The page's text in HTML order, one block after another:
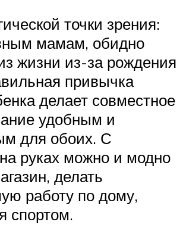
точки зрения:
мамам, обидно
жизни из-за рождения
привычка
делает совместное
удобным и
для обоих. С
руках можно и модно
делать
работу по дому,
спортом.